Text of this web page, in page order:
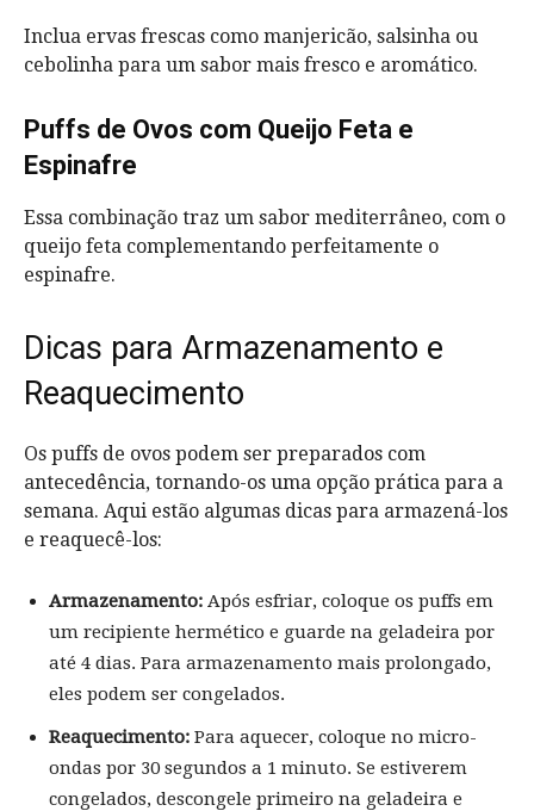
Inclua ervas frescas como manjericão, salsinha ou
cebolinha para um sabor mais fresco e aromático.
Puffs de Ovos com Queijo Feta e
Espinafre
Essa combinação traz um sabor mediterrâneo, com o
queijo feta complementando perfeitamente o
espinafre.
Dicas para Armazenamento e
Reaquecimento
Os puffs de ovos podem ser preparados com
antecedência, tornando-os uma opção prática para a
semana. Aqui estão algumas dicas para armazená-los
e reaquecê-los:
Armazenamento: Após esfriar, coloque os puffs em
um recipiente hermético e guarde na geladeira por
até 4 dias. Para armazenamento mais prolongado,
eles podem ser congelados.
Reaquecimento: Para aquecer, coloque no micro-
ondas por 30 segundos a 1 minuto. Se estiverem
congelados, descongele primeiro na geladeira e